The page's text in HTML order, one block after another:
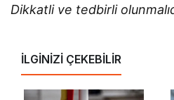
Dikkatli ve tedbirli